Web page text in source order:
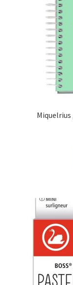
Miquelrius